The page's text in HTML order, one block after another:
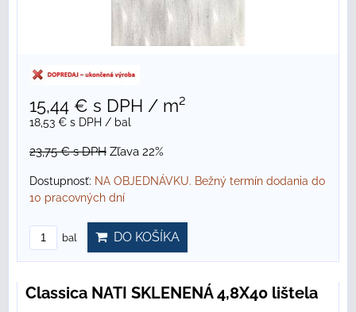
15,44 € s DPH / m²
18,53 € s DPH / bal
23,75 €s DPH Zľava 22%
Dostupnosť: NA OBJEDNÁVKU. Bežný termín dodania do
10 pracovných dní
bal DO KOŠÍKA
Classica NATI SKLENENÁ 4,8X40 lištela